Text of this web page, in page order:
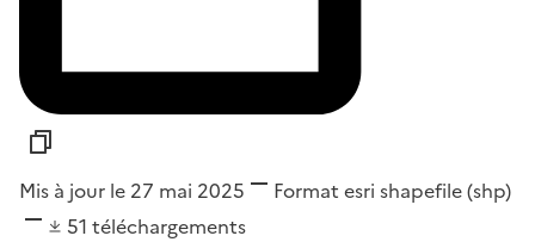
Mis à jour le 27 mai 2025 Format esri shapefile (shp)
51 téléchargements